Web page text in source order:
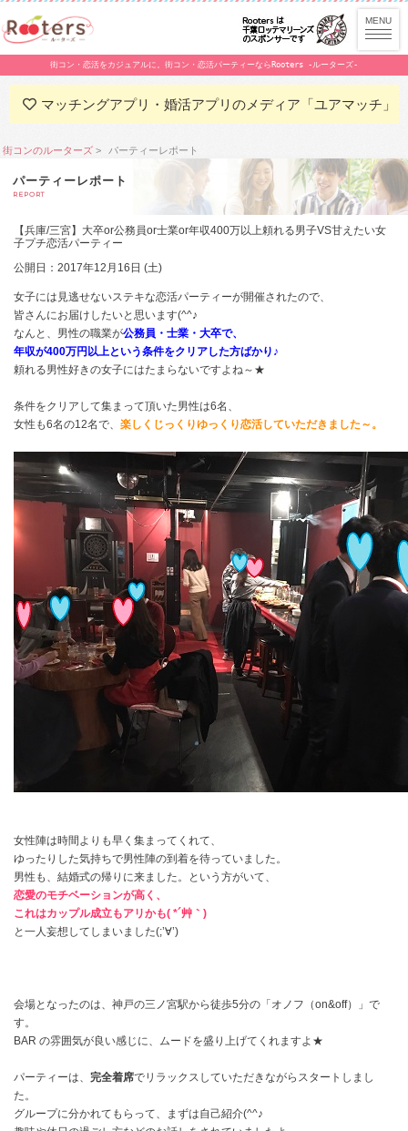
街コン・恋活をカジュアルに。街コン・恋活パーティーならRooters -ルーターズ-
マッチングアプリ・婚活アプリのメディア「ユアマッチ」
街コンのルーターズ パーティーレポート
パーティーレポート
REPORT
【兵庫/三宮】大卒or公務員or士業or年収400万以上頼れる男子VS甘えたい女
子プチ恋活パーティー
公開日：2017年12月16日 (土)
女子には見逃せないステキな恋活パーティーが開催されたので、
皆さんにお届けしたいと思います(^^♪
なんと、男性の職業が公務員・士業・大卒で、
年収が400万円以上という条件をクリアした方ばかり♪
頼れる男性好きの女子にはたまらないですよね～★
条件をクリアして集まって頂いた男性は6名、
女性も6名の12名で、 楽しくじっくりゆっくり恋活していただきました～。
女性陣は時間よりも早く集まってくれて、
ゆったりした気持ちで男性陣の到着を待っていました。
男性も、結婚式の帰りに来ました。という方がいて、
恋愛のモチベーションが高く、
これはカップル成立もアリかも( *´艸｀)
と一人妄想してしまいました(;’∀’)
会場となったのは、神戸の三ノ宮駅から徒歩5分の「オノフ（on&off）」で
す。
BAR の雰囲気が良い感じに、ムードを盛り上げてくれますよ★
パーティーは、 完全着席でリラックスしていただきながらスタートしまし
た。
グループに分かれてもらって、まずは自己紹介(^^♪